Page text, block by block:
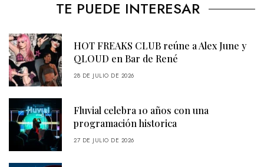
TE PUEDE INTERESAR
HOT FREAKS CLUB reúne a Alex June y
QLOUD en Bar de René
28 DE JULIO DE 2026
Fluvial celebra 10 años con una
programación historica
27 DE JULIO DE 2026